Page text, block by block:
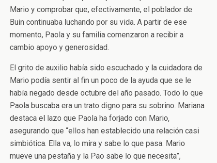
Mario y comprobar que, efectivamente, el poblador de
Buin continuaba luchando por su vida. A partir de ese
momento, Paola y su familia comenzaron a recibir a
cambio apoyo y generosidad.
El grito de auxilio había sido escuchado y la cuidadora de
Mario podía sentir al fin un poco de la ayuda que se le
había negado desde octubre del año pasado. Todo lo que
Paola buscaba era un trato digno para su sobrino. Mariana
destaca el lazo que Paola ha forjado con Mario,
asegurando que “ellos han establecido una relación casi
simbiótica. Ella va, lo mira y sabe lo que pasa. Mario
mueve una pestaña y la Pao sabe lo que necesita”,